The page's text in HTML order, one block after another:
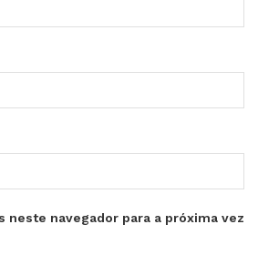
neste navegador para a próxima vez